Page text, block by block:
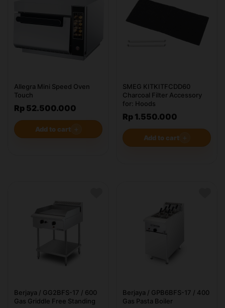
Allegra Mini Speed Oven
Touch
Rp 52.500.000
Add to cart ＋
SMEG KITKITFCDD60
Charcoal Filter Accessory
for: Hoods
Rp 1.550.000
Add to cart ＋
Berjaya / GG2BFS-17 / 600
Gas Griddle Free Standing
Berjaya / GPB6BFS-17 / 400
Gas Pasta Boiler